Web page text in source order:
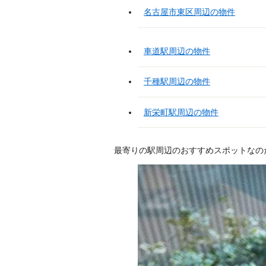
名古屋市東区周辺の物件
車道駅周辺の物件
千種駅周辺の物件
新栄町駅周辺の物件
最寄りの駅周辺のおすすめスポットなの